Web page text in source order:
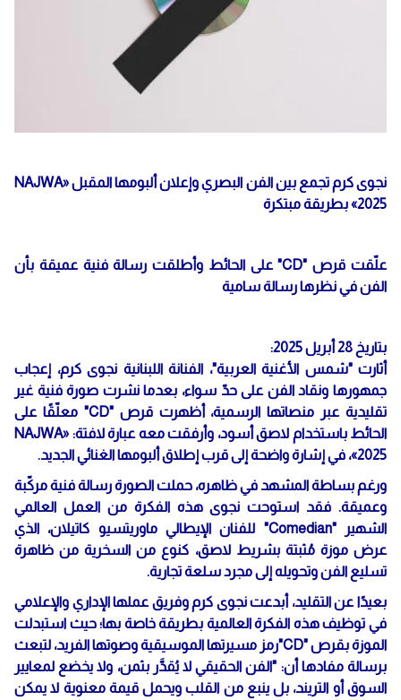
نجوى كرم تجمع بين الفن البصري وإعلان ألبومها المقبل «NAJWA
2025» بطريقة مبتكرة
علّقت قرص "CD" على الحائط وأطلقت رسالة فنية عميقة بأن
الفن في نظرها رسالة سامية
بتاريخ 28 أبريل 2025:
أثارت "شمس الأغنية العربية"، الفنانة اللبنانية نجوى كرم، إعجاب
جمهورها ونقاد الفن على حدّ سواء، بعدما نشرت صورة فنية غير
تقليدية عبر منصاتها الرسمية، أظهرت قرص "CD" معلّقًا على
الحائط باستخدام لاصق أسود، وأرفقت معه عبارة لافتة: «NAJWA
2025»، في إشارة واضحة إلى قرب إطلاق ألبومها الغنائي الجديد.
ورغم بساطة المشهد في ظاهره، حملت الصورة رسالة فنية مركّبة
وعميقة. فقد استوحت نجوى هذه الفكرة من العمل العالمي
الشهير "Comedian" للفنان الإيطالي ماوريتسيو كاتيلان، الذي
عرض موزة مُثبتة بشريط لاصق، كنوع من السخرية من ظاهرة
تسليع الفن وتحويله إلى مجرد سلعة تجارية.
بعيدًا عن التقليد، أبدعت نجوى كرم وفريق عملها الإداري والإعلامي
في توظيف هذه الفكرة العالمية بطريقة خاصة بها؛ حيث استبدلت
الموزة بقرص "CD"رمز مسيرتها الموسيقية وصوتها الفريد، لتبعث
برسالة مفادها أن: "الفن الحقيقي لا يُقدَّر بثمن، ولا يخضع لمعايير
السوق أو التريند، بل ينبع من القلب ويحمل قيمة معنوية لا يمكن